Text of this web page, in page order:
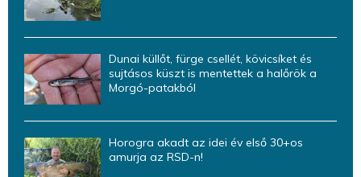
Dunai küllőt, fürge csellét, kövicsíket és
sujtásos küszt is mentettek a halőrök a
Morgó-patakból
Horogra akadt az idei év első 30+os
amurja az RSD-n!